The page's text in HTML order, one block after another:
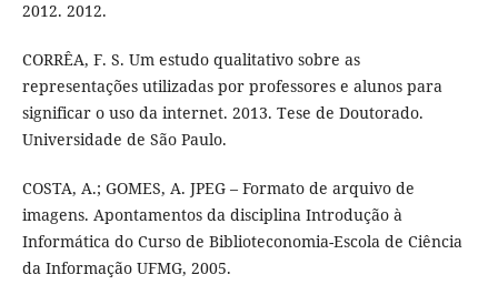
2012. 2012.
CORRÊA, F. S. Um estudo qualitativo sobre as
representações utilizadas por professores e alunos para
significar o uso da internet. 2013. Tese de Doutorado.
Universidade de São Paulo.
COSTA, A.; GOMES, A. JPEG – Formato de arquivo de
imagens. Apontamentos da disciplina Introdução à
Informática do Curso de Biblioteconomia-Escola de Ciência
da Informação UFMG, 2005.